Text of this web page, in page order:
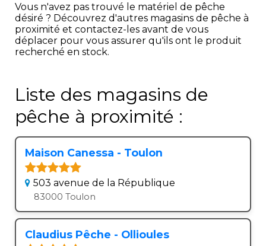
Vous n'avez pas trouvé le matériel de pêche
désiré ? Découvrez d'autres magasins de pêche à
proximité et contactez-les avant de vous
déplacer pour vous assurer qu'ils ont le produit
recherché en stock.
Liste des magasins de
pêche à proximité :
Maison Canessa - Toulon
503 avenue de la République
83000 Toulon
Claudius Pêche - Ollioules